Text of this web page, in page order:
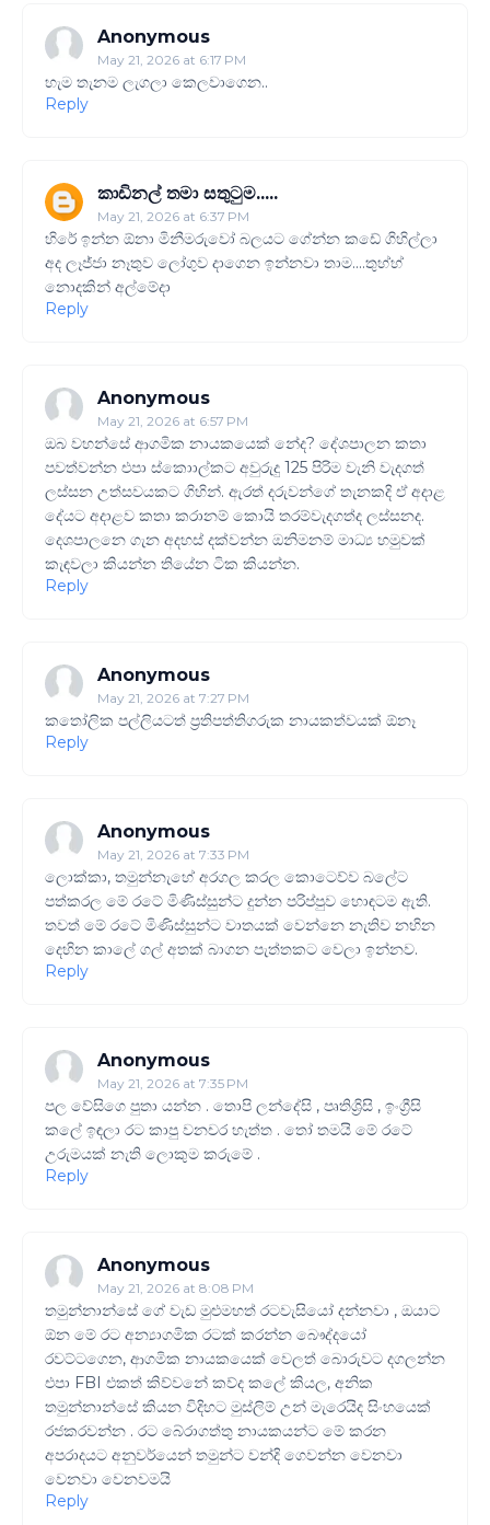
Anonymous
May 21, 2026 at 6:17 PM
හැම තැනම ලැගලා කෙලවාගෙන..
Reply
කාඩිනල් තමා සතුටුම.....
May 21, 2026 at 6:37 PM
හිරේ ඉන්න ඕනා මිනීමරුවෝ බලයට ගේන්න කඩේ ගිහිල්ලා
අද ලෑජ්ජා නෑතුව ලෝගුව දාගෙන ඉන්නවා තාම....තුහ්හ්
නොදකින් අල්මේදා
Reply
Anonymous
May 21, 2026 at 6:57 PM
ඔබ වහන්සේ ආගමික නායකයෙක් නේද? දේශපාලන කතා
පවත්වන්න එපා ස්කොාල්කට අවුරුදු 125 පිරිම වැනි වැදගත්
ලස්සන උත්සවයකට ගිහින්. ඇරත් දරුවන්ගේ තැනකදි ඒ අදාළ
දේයට අදාළව කතා කරානම් කොයි තරම්වැදගත්ද ලස්සනද.
දෙශපාලනෙ ගැන අදහස් දක්වන්න ඔනිමනම් මාධ්‍ය හමුවක්
කැඳවලා කියන්න තියේන ටික කියන්න.
Reply
Anonymous
May 21, 2026 at 7:27 PM
කතෝලික පල්ලියටත් ප්‍රතිපත්තිගරුක නායකත්වයක් ඕනෑ
Reply
Anonymous
May 21, 2026 at 7:33 PM
ලොක්කා, තමුන්නැහේ අරගල කරල කොටෙව්ව බලේට
පත්කරල මේ රටේ මිණිස්සුන්ට දුන්න පරිප්පුව හොඳටම ඇති.
තවත් මේ රටේ මිණිස්සුන්ට වාතයක් වෙන්නෙ නැතිව නහින
දෙහින කාලේ ගල් අතක් බාගන පැත්තකට වෙලා ඉන්නව.
Reply
Anonymous
May 21, 2026 at 7:35 PM
පල වේසිගෙ පුතා යන්න . තොපි ලන්දේසි , පෘතිශ්‍රිසි , ඉංග්‍රීසි
කලේ ඉඳලා රට කාපු වනචර හැත්ත . තෝ තමයි මේ රටේ
උරුමයක් නැති ලොකුම කරුමේ .
Reply
Anonymous
May 21, 2026 at 8:08 PM
තමුන්නාන්සේ ගේ වැඩ මුළුමහත් රටවැසියෝ දන්නවා , ඔයාට
ඕන මේ රට අන්‍යාගමික රටක් කරන්න බෞද්දයෝ
රවට්ටගෙන, ආගමික නායකයෙක් වෙලත් බොරුවට දගලන්න
එපා FBI එකත් කිව්වනේ කව්ද කලේ කියල, අනික
තමුන්නාන්සේ කියන විදිහට මුස්ලිම් උන් මැරෙයිද සිංහයෙක්
රජකරවන්න . රට බේරාගත්තු නායකයන්ට මේ කරන
අපරාදයට අනුවර්යෙන් තමුන්ට වන්දි ගෙවන්න වෙනවා
වෙනවා වෙනවමයි
Reply